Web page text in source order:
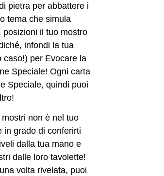
pietra per abbattere i
tema che simula
il tuo mostro
infondi la tua
caso!) per Evocare la
Speciale! Ogni carta
Speciale, quindi puoi
non è nel tuo
in grado di conferirti
dalla tua mano e
dalle loro tavolette!
volta rivelata, puoi